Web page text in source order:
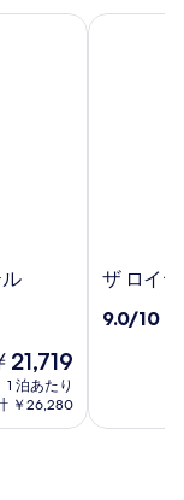
21,719
1 泊あたり
￥26,280
ザ
イ
ー
ザ ロイ
10
(1003)
9.0/10
ザ ロイヤ